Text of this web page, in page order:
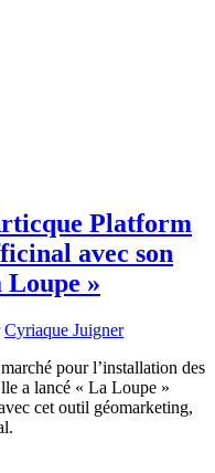
Platform
avec son
»
Cyriaque Juigner
pour l’installation des
a lancé « La Loupe »
cet outil géomarketing,